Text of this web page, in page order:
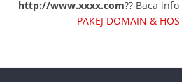
http://www.xxxx.com?? Baca
PAKEJ DOMAIN &